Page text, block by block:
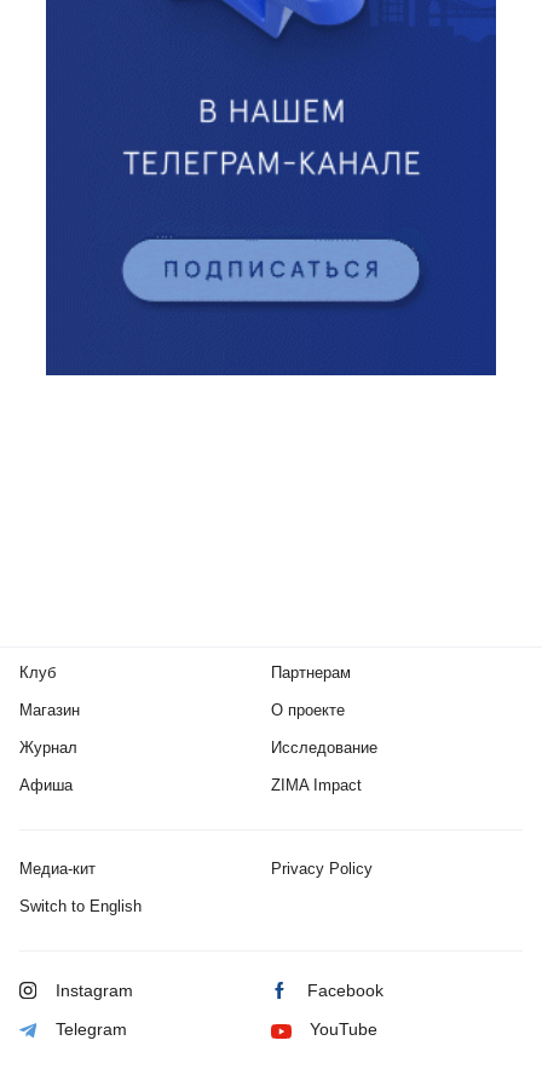
Клуб
Магазин
Журнал
Афиша
Партнерам
О проекте
Исследование
ZIMA Impact
Медиа-кит Privacy Policy
Switch to English
Instagram Facebook
Telegram YouTube